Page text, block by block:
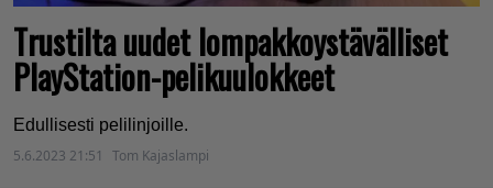
Trustilta uudet lompakkoystävälliset
PlayStation-pelikuulokkeet
Edullisesti pelilinjoille.
5.6.2023 21:51
Tom Kajaslampi